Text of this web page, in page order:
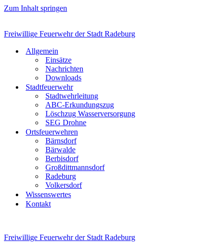
Zum Inhalt springen
Freiwillige Feuerwehr der Stadt Radeburg
Allgemein
Einsätze
Nachrichten
Downloads
Stadtfeuerwehr
Stadtwehrleitung
ABC-Erkundungszug
Löschzug Wasserversorgung
SEG Drohne
Ortsfeuerwehren
Bärnsdorf
Bärwalde
Berbisdorf
Großdittmannsdorf
Radeburg
Volkersdorf
Wissenswertes
Kontakt
Freiwillige Feuerwehr der Stadt Radeburg